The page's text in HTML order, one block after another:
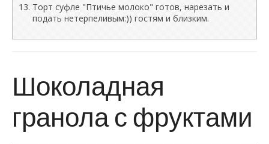
Торт суфле "Птичье молоко" готов, нарезать и
подать нетерпеливым:)) гостям и близким.
Шоколадная
гранола с фруктами